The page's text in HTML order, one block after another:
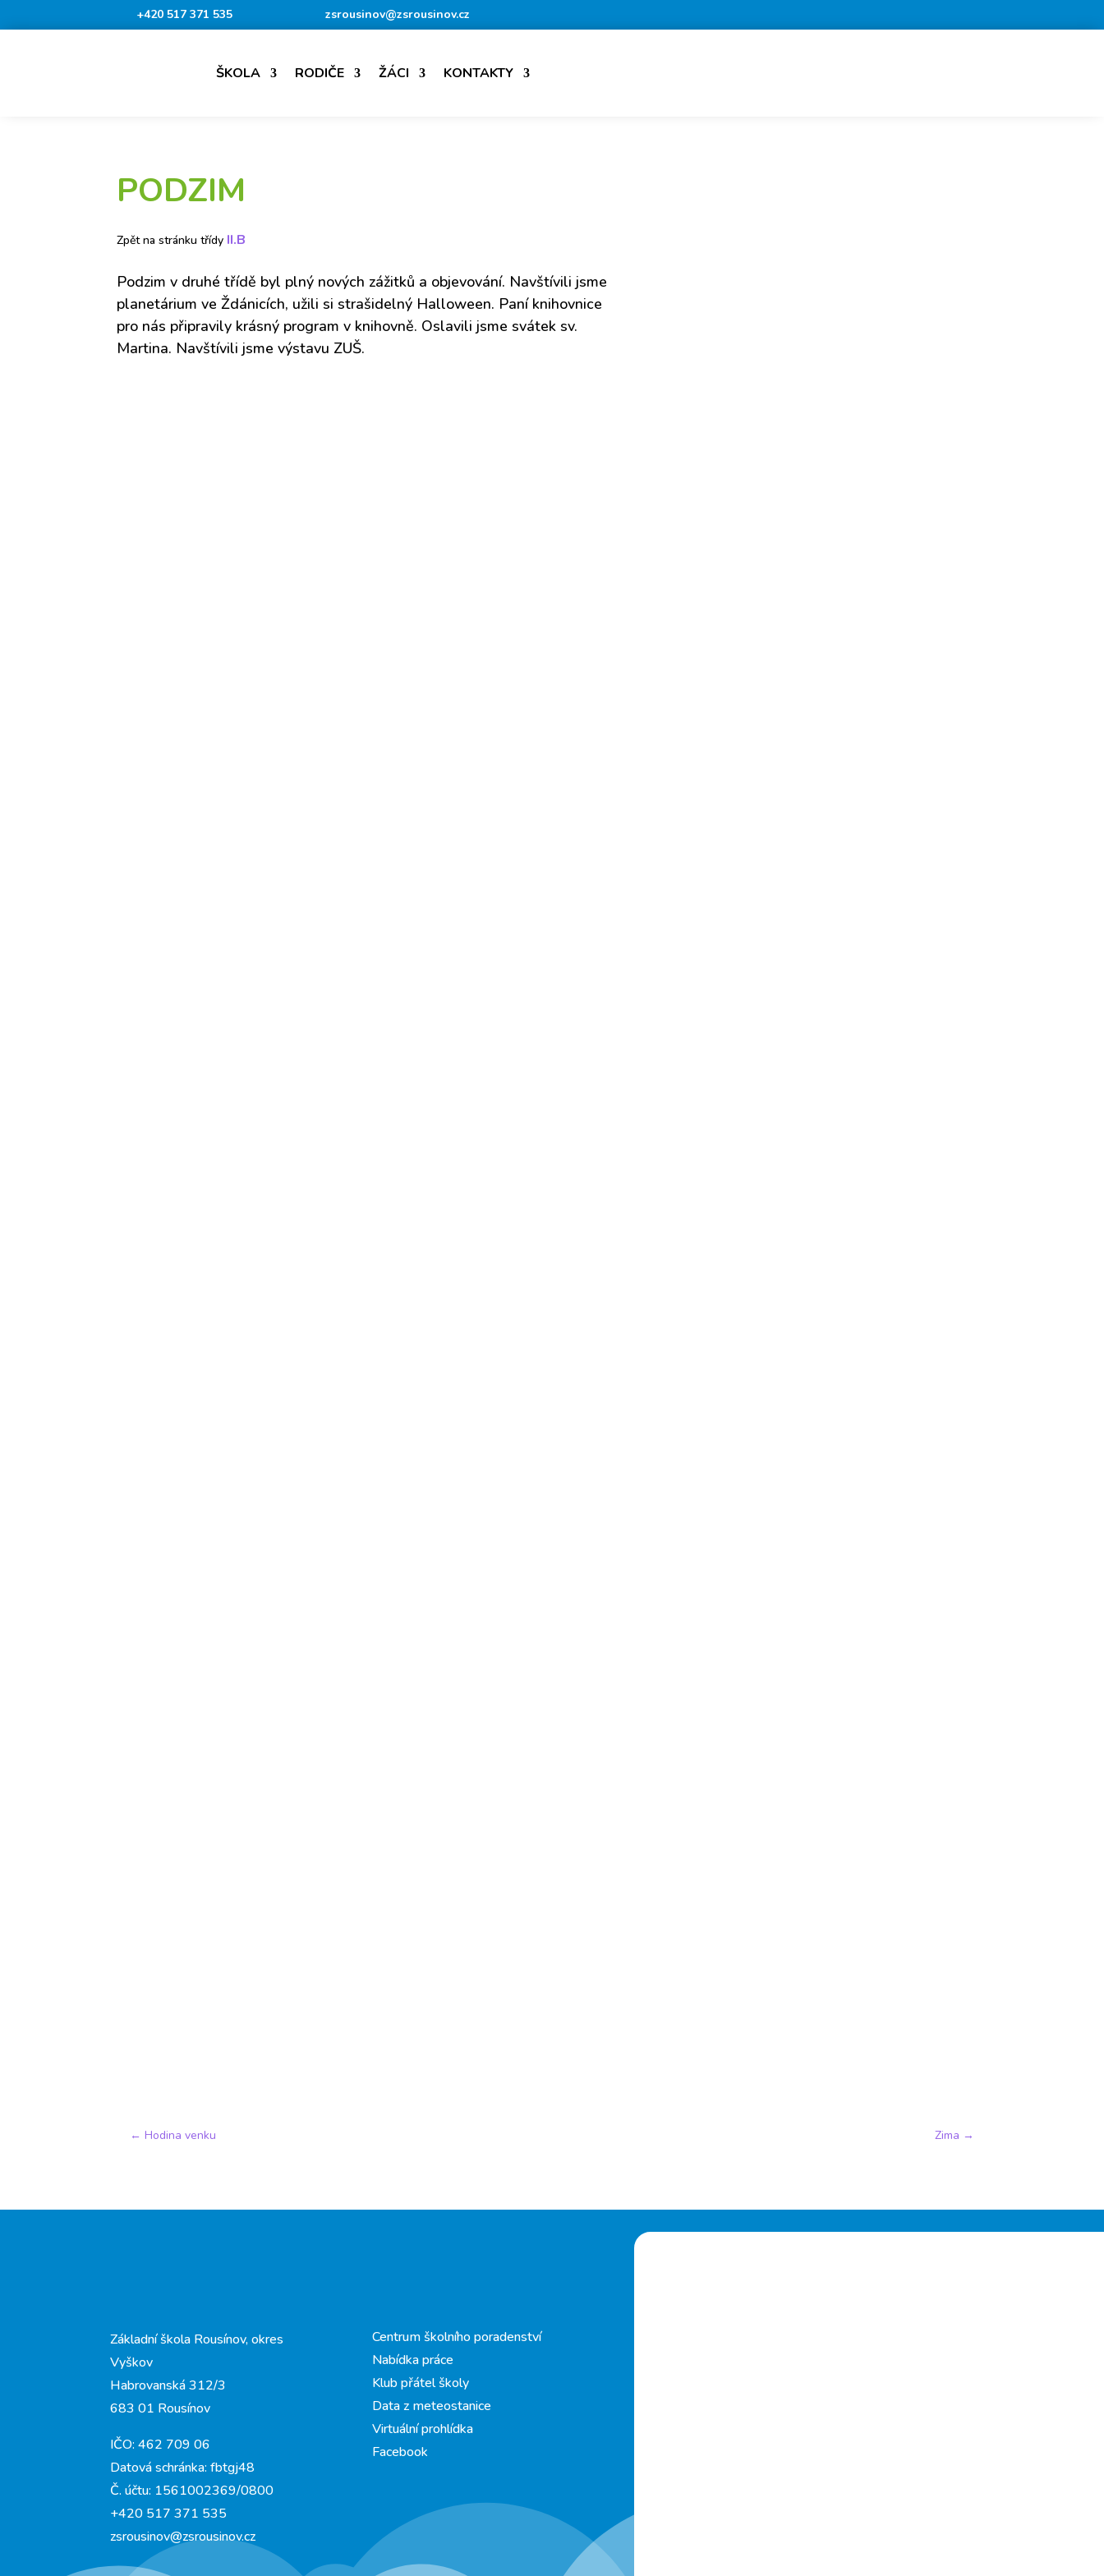
+420 517 371 535 zsrousinov@zsrousinov.cz
ŠKOLA RODIČE ŽÁCI KONTAKTY
PODZIM
Zpět na stránku třídy II.B
Podzim v druhé třídě byl plný nových zážitků a objevování. Navštívili jsme
planetárium ve Ždánicích, užili si strašidelný Halloween. Paní knihovnice
pro nás připravily krásný program v knihovně. Oslavili jsme svátek sv.
Martina. Navštívili jsme výstavu ZUŠ.
←Hodina venku Zima →
Základní škola Rousínov, okres
Vyškov
Habrovanská 312/3
683 01 Rousínov
IČO: 462 709 06
Datová schránka: fbtgj48
Č. účtu: 1561002369/0800
+420 517 371 535
zsrousinov@zsrousinov.cz
Centrum školního poradenství
Nabídka práce
Klub přátel školy
Data z meteostanice
Virtuální prohlídka
Facebook